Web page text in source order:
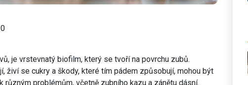
0
je vrstevnatý biofilm, který se tvoří na povrchu zubů.
živí se cukry a škody, které tím pádem způsobují, mohou být
problémům, včetně zubního kazu a zánětu dásní.